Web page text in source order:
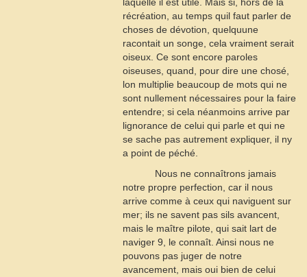
récréation, au temps quil faut parler de
choses de dévotion, quelquune
racontait un songe, cela vraiment serait
oiseux. Ce sont encore paroles
oiseuses, quand, pour dire une chosé,
lon multiplie beaucoup de mots qui ne
sont nullement nécessaires pour la faire
entendre; si cela néanmoins arrive par
lignorance de celui qui parle et qui ne
se sache pas autrement expliquer, il ny
a point de péché.
Nous ne connaîtrons jamais
notre propre perfection, car il nous
arrive comme à ceux qui naviguent sur
mer; ils ne savent pas sils avancent,
mais le maître pilote, qui sait lart de
naviger 9 , le connaît. Ainsi nous ne
pouvons pas juger de notre
avancement, mais oui bien de celui